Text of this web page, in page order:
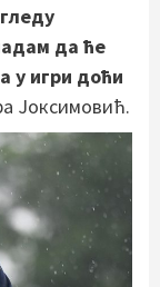
да ће
у игри доћи
Јоксимовић.